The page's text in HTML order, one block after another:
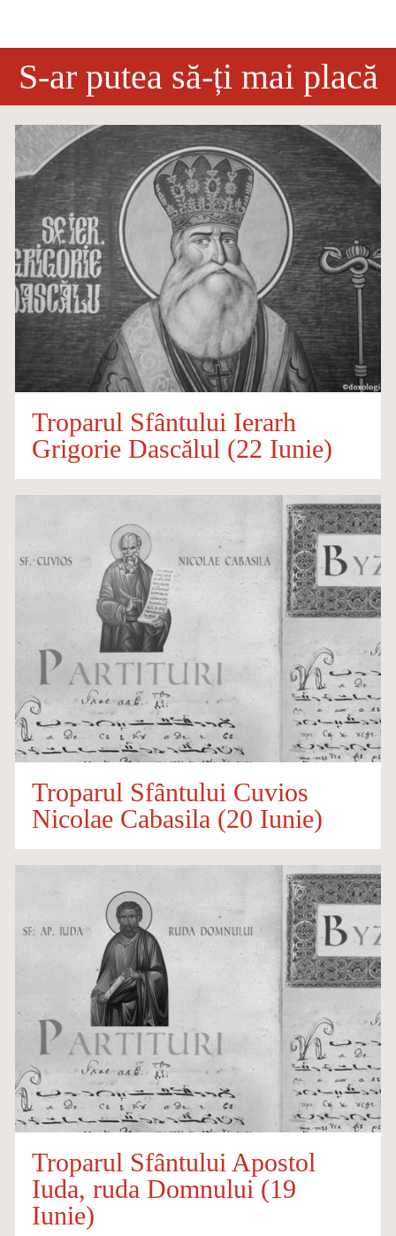
S-ar putea să-ți mai placă
Troparul Sfântului Ierarh
Grigorie Dascălul (22 Iunie)
Troparul Sfântului Cuvios
Nicolae Cabasila (20 Iunie)
Troparul Sfântului Apostol
Iuda, ruda Domnului (19
Iunie)